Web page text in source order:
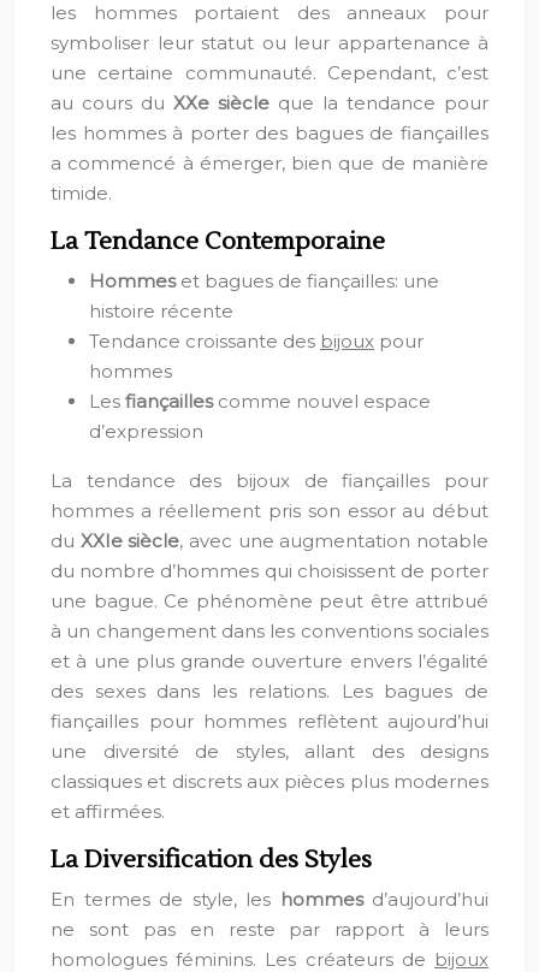
les hommes portaient des anneaux pour
symboliser leur statut ou leur appartenance à
une certaine communauté. Cependant, c’est
au cours du XXe siècle que la tendance pour
les hommes à porter des bagues de fiançailles
a commencé à émerger, bien que de manière
timide.
La Tendance Contemporaine
Hommeset bagues de fiançailles: une
histoire récente
Tendance croissante des bijoux pour
hommes
Les fiançaillescomme nouvel espace
d’expression
La tendance des bijoux de fiançailles pour
hommes a réellement pris son essor au début
du XXIe siècle, avec une augmentation notable
du nombre d’hommes qui choisissent de porter
une bague. Ce phénomène peut être attribué
à un changement dans les conventions sociales
et à une plus grande ouverture envers l’égalité
des sexes dans les relations. Les bagues de
fiançailles pour hommes reflètent aujourd’hui
une diversité de styles, allant des designs
classiques et discrets aux pièces plus modernes
et affirmées.
La Diversification des Styles
En termes de style, les hommesd’aujourd’hui
ne sont pas en reste par rapport à leurs
homologues féminins. Les créateurs de bijoux